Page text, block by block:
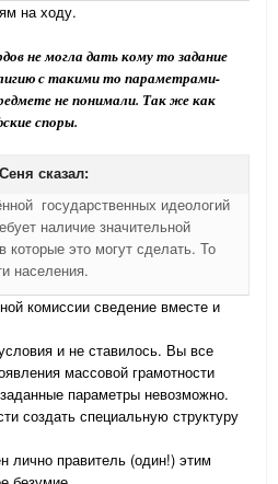
на ходу.
не могла дать кому то задание
с такими то параметрами-
не понимали. Так же как
споры.
Сеня сказал:
государственных идеологий
наличие значительной
которые это могут сделать. То
населения.
комиссии сведение вместе и
и не ставилось. Вы все
массовой грамотности
параметры невозможно.
создать специальную структуру
лично правитель (один!) этим